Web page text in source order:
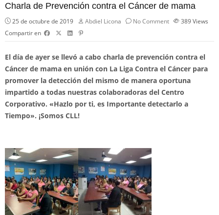
Charla de Prevención contra el Cáncer de mama
25 de octubre de 2019 Abdiel Licona No Comment 389Views
Compartir en
El día de ayer se llevó a cabo charla de prevención contra el
Cáncer de mama en unión con La Liga Contra el Cáncer para
promover la detección del mismo de manera oportuna
impartido a todas nuestras colaboradoras del Centro
Corporativo. «Hazlo por ti, es Importante detectarlo a
Tiempo». ¡Somos CLL!